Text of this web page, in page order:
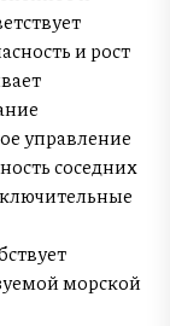
и рост
управление
соседних
морской